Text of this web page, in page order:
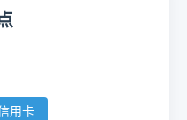
用卡